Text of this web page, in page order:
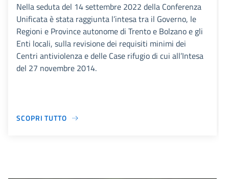
Nella seduta del 14 settembre 2022 della Conferenza
Unificata è stata raggiunta l’intesa tra il Governo, le
Regioni e Province autonome di Trento e Bolzano e gli
Enti locali, sulla revisione dei requisiti minimi dei
Centri antiviolenza e delle Case rifugio di cui all’Intesa
del 27 novembre 2014.
SCOPRI TUTTO